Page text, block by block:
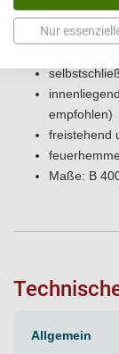
Mülleimer
empfohlen)
freistehend
Maße: B
Allgemein
Nur